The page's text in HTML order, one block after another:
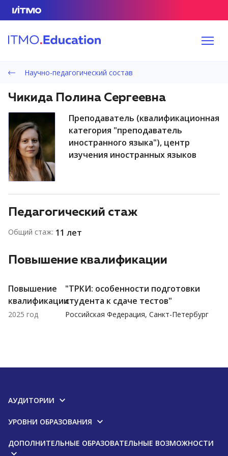
Научно-педагогический состав
Чикида Полина Сергеевна
преподаватель (квалификационная
категория "преподаватель
иностранного языка"), центр
изучения иностранных языков
Педагогический стаж
Общий стаж: 11 лет
Повышение квалификации
Повышение
квалификации
2025 год
"ТРКИ: особенности подготовки
студента к сдаче тестов"
Российская Федерация, Санкт-Петербург
АУДИТОРИИ
УРОВНИ ОБРАЗОВАНИЯ
ДОПОЛНИТЕЛЬНЫЕ ОБРАЗОВАТЕЛЬНЫЕ ВОЗМОЖНОСТИ